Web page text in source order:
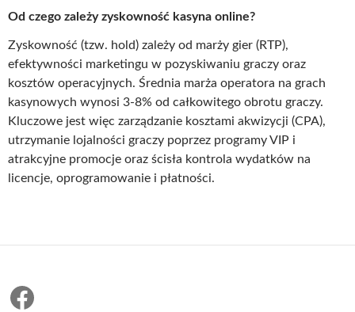
Od czego zależy zyskowność kasyna online?
Zyskowność (tzw. hold) zależy od marży gier (RTP),
efektywności marketingu w pozyskiwaniu graczy oraz
kosztów operacyjnych. Średnia marża operatora na grach
kasynowych wynosi 3-8% od całkowitego obrotu graczy.
Kluczowe jest więc zarządzanie kosztami akwizycji (CPA),
utrzymanie lojalności graczy poprzez programy VIP i
atrakcyjne promocje oraz ścisła kontrola wydatków na
licencje, oprogramowanie i płatności.
Facebook